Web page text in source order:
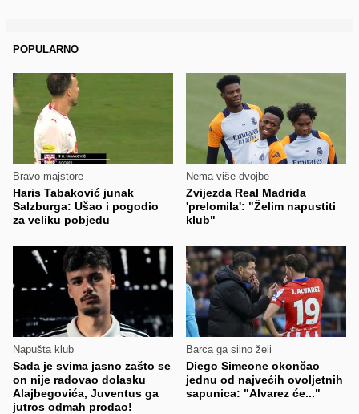
POPULARNO
Bravo majstore
Haris Tabaković junak
Salzburga: Ušao i pogodio
za veliku pobjedu
Nema više dvojbe
Zvijezda Real Madrida
'prelomila': "Želim napustiti
klub"
Napušta klub
Sada je svima jasno zašto se
on nije radovao dolasku
Alajbegovića, Juventus ga
jutros odmah prodao!
Barca ga silno želi
Diego Simeone okončao
jednu od najvećih ovoljetnih
sapunica: "Alvarez će..."